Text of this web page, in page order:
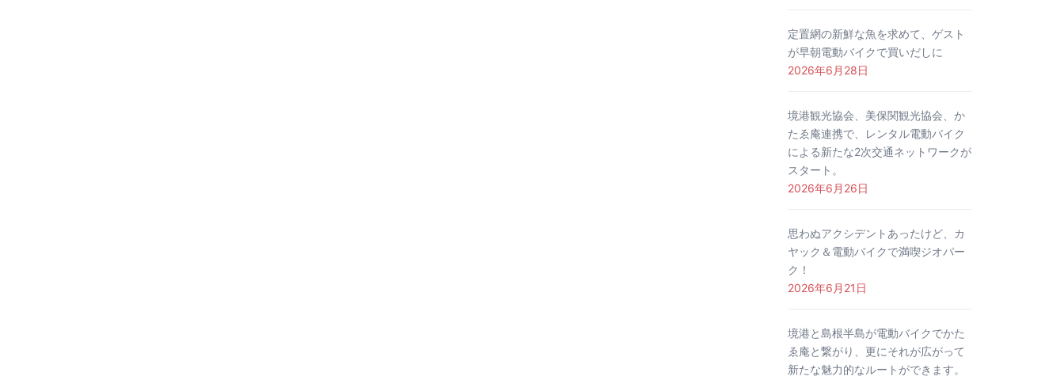
定置網の新鮮な魚を求めて、ゲスト
が早朝電動バイクで買いだしに
2026年6月28日
境港観光協会、美保関観光協会、か
たゑ庵連携で、レンタル電動バイク
による新たな2次交通ネットワークが
スタート。
2026年6月26日
思わぬアクシデントあったけど、カ
ヤック＆電動バイクで満喫ジオパー
ク！
2026年6月21日
境港と島根半島が電動バイクでかた
ゑ庵と繋がり、更にそれが広がって
新たな魅力的なルートができます。